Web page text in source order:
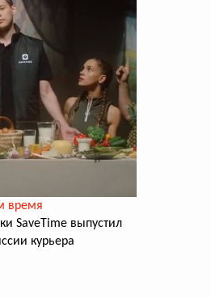
время
SaveTime выпустил
курьера